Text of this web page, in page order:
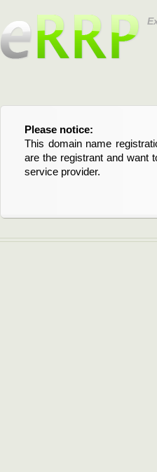
Please notice:
This domain name
are the registrant and want
service provider.
Bitte beachten Sie:
Diese
Domain stehen an.
verlängern möchten,